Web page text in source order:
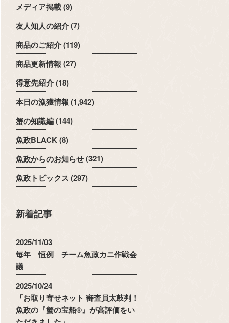
メディア掲載(9)
友人知人の紹介(7)
商品のご紹介(119)
商品更新情報 (27)
得意先紹介(18)
本日の漁獲情報 (1,942)
蟹の知識編(144)
魚政BLACK(8)
魚政からのお知らせ(321)
魚政トピックス (297)
新着記事
2025/11/03
毎年 恒例 チーム魚政カニ作戦会
議
2025/10/24
「お取り寄せネット 審査員太鼓判！
魚政の『蟹の宝船®』が高評価をい